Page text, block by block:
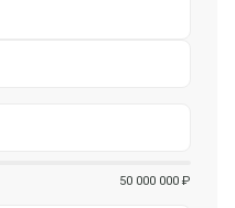
50 000 000 ₽